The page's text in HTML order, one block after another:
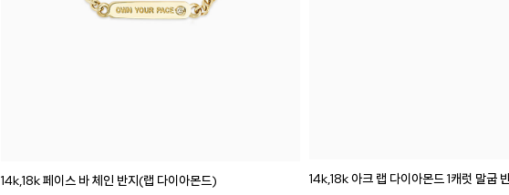
14k,18k 페이스 바 체인 반지(랩 다이아몬드) 14k,18k 아크 랩 다이아몬드 1캐럿 말굽